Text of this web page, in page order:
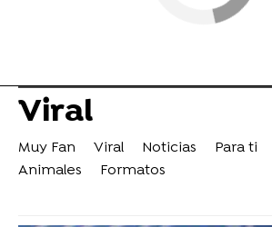
Viral
Muy Fan Viral Noticias Para ti
Animales
Formatos